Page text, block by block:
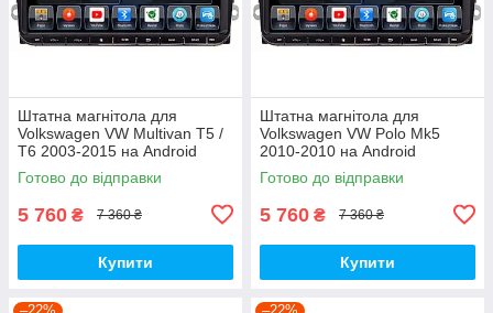
Штатна магнітола для
Volkswagen VW Multivan T5 /
T6 2003-2015 на Android
Готово до відправки
5 760 ₴ 7 360 ₴
Купити
Штатна магнітола для
Volkswagen VW Polo Mk5
2010-2010 на Android
Готово до відправки
5 760 ₴ 7 360 ₴
Купити